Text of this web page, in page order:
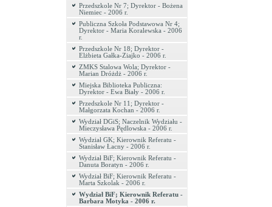
Przedszkole Nr 7; Dyrektor - Bożena
Niemiec - 2006 r.
Publiczna Szkoła Podstawowa Nr 4;
Dyrektor - Maria Koralewska - 2006
r.
Przedszkole Nr 18; Dyrektor -
Elżbieta Gałka-Ziajko - 2006 r.
ZMKS Stalowa Wola; Dyrektor -
Marian Dróżdż - 2006 r.
Miejska Biblioteka Publiczna:
Dyrektor - Ewa Biały - 2006 r.
Przedszkole Nr 11; Dyrektor -
Małgorzata Kochan - 2006 r.
Wydział DGiS; Naczelnik Wydziału -
Mieczysława Pędlowska - 2006 r.
Wydział GK; Kierownik Referatu -
Stanisław Łacny - 2006 r.
Wydział BiF; Kierownik Referatu -
Danuta Boratyn - 2006 r.
Wydział BiF; Kierownik Referatu -
Marta Szkolak - 2006 r.
Wydział BiF; Kierownik Referatu -
Barbara Motyka - 2006 r.